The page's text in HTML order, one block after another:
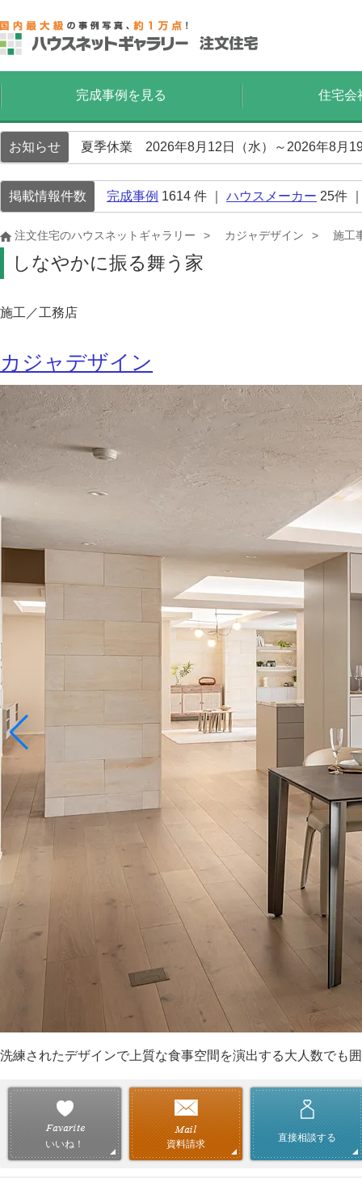
完成事例を見る 住宅会
お知らせ 夏季休業 2026年8月12日（水）～2026年8月
掲載情報件数 完成事例 1614 件 ｜ ハウスメーカー 25件
注文住宅のハウスネットギャラリー カジャデザイン 施工
しなやかに振る舞う家
施工／工務店
カジャデザイン
洗練されたデザインで上質な食事空間を演出する大人数でも
いいね！ 資料請求
直接相談する